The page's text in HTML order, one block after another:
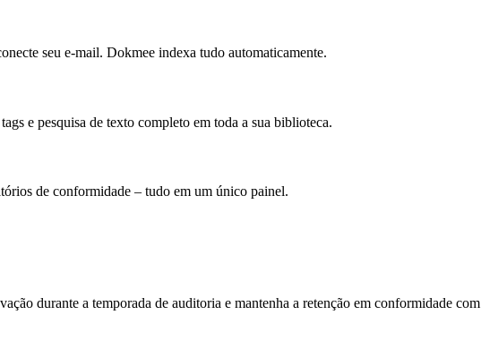
seu e-mail. Dokmee indexa tudo automaticamente.
e pesquisa de texto completo em toda a sua biblioteca.
de conformidade – tudo em um único painel.
durante a temporada de auditoria e mantenha a retenção em conformidade